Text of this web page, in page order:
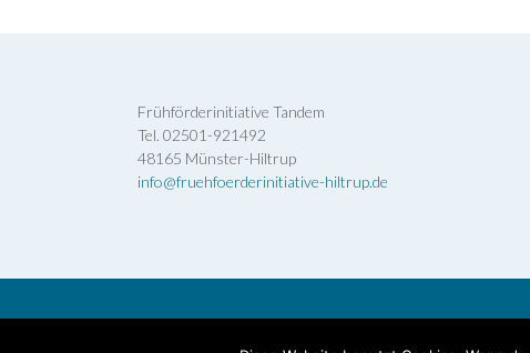
Frühförderinitiative Tandem
Tel. 02501-921492
48165 Münster-Hiltrup
info@fruehfoerderinitiative-hiltrup.de